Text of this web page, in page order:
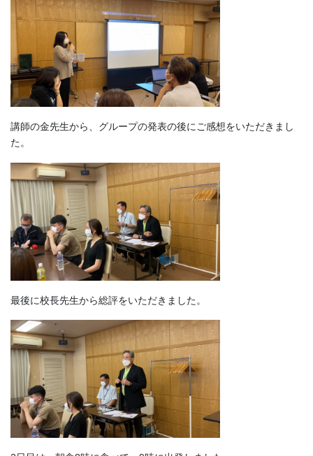
講師の金先生から、グループの発表の後にご感想をいただきまし
た。
最後に校長先生から総評をいただきました。